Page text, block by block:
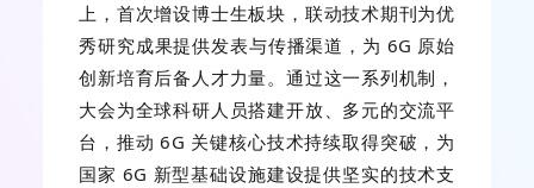
上，首次增设博士生板块，联动技术期刊为优
秀研究成果提供发表与传播渠道，为 6G 原始
创新培育后备人才力量。通过这一系列机制，
大会为全球科研人员搭建开放、多元的交流平
台，推动 6G 关键核心技术持续取得突破，为
国家 6G 新型基础设施建设提供坚实的技术支